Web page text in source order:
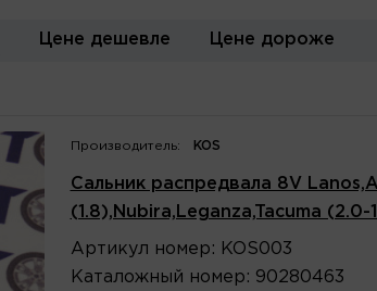
Цене дешевле Цене дороже
Производитель: KOS
Сальник распредвала 8V
(1.8),Nubira,Leganza,Tacuma
Артикул номер : KOS003
Каталожный номер : 90280463